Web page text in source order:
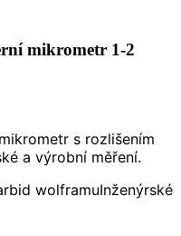
mikrometr 1-2
s rozlišením
a výrobní měření.
wolframuInženýrské